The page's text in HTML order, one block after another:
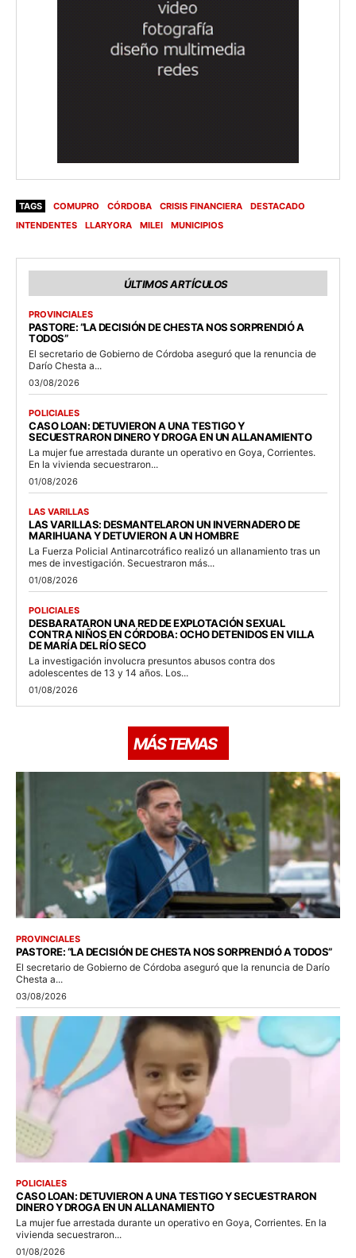
TAGS COMUPRO CÓRDOBA CRISIS FINANCIERA
DESTACADO
INTENDENTES
LLARYORA MILEI MUNICIPIOS
ÚLTIMOS ARTÍCULOS
PROVINCIALES
PASTORE: “LA DECISIÓN DE CHESTA NOS SORPRENDIÓ A
TODOS”
El secretario de Gobierno de Córdoba aseguró que la renuncia de
Darío Chesta a...
03/08/2026
POLICIALES
CASO LOAN: DETUVIERON A UNA TESTIGO Y
SECUESTRARON DINERO Y DROGA EN UN ALLANAMIENTO
La mujer fue arrestada durante un operativo en Goya, Corrientes.
En la vivienda secuestraron...
01/08/2026
LAS VARILLAS
LAS VARILLAS: DESMANTELARON UN INVERNADERO DE
MARIHUANA Y DETUVIERON A UN HOMBRE
La Fuerza Policial Antinarcotráfico realizó un allanamiento tras un
mes de investigación. Secuestraron más...
01/08/2026
POLICIALES
DESBARATARON UNA RED DE EXPLOTACIÓN SEXUAL
CONTRA NIÑOS EN CÓRDOBA: OCHO DETENIDOS EN VILLA
DE MARÍA DEL RÍO SECO
La investigación involucra presuntos abusos contra dos
adolescentes de 13 y 14 años. Los...
01/08/2026
MÁS TEMAS
PROVINCIALES
PASTORE: “LA DECISIÓN DE CHESTA NOS SORPRENDIÓ A TODOS”
El secretario de Gobierno de Córdoba aseguró que la renuncia de Darío
Chesta a...
03/08/2026
POLICIALES
CASO LOAN: DETUVIERON A UNA TESTIGO Y SECUESTRARON
DINERO Y DROGA EN UN ALLANAMIENTO
La mujer fue arrestada durante un operativo en Goya, Corrientes. En la
vivienda secuestraron...
01/08/2026